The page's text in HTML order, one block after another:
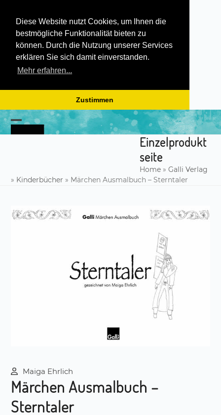
Diese Website nutzt Cookies, um Ihnen die
bestmögliche Funktionalität bieten zu
können. Durch die Nutzung unserer Services
erklären Sie sich damit einverstanden.
Mehr erfahren...
Zustimmen
Skip
to
content
Open
Close
Einzelprodukt
seite
Home» Galli Verlag
» Kinderbücher » Märchen Ausmalbuch – Sterntaler
Maiga Ehrlich
Märchen Ausmalbuch –
Sterntaler